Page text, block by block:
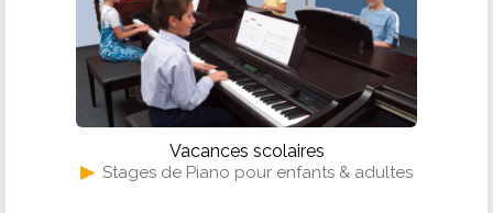
Vacances scolaires
▶ Stages de Piano pour enfants & adultes